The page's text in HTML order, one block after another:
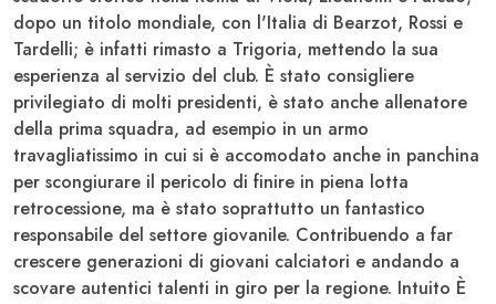
dopo un titolo mondiale, con l'Italia di Bearzot, Rossi e
Tardelli; è infatti rimasto a Trigoria, mettendo la sua
esperienza al servizio del club. È stato consigliere
privilegiato di molti presidenti, è stato anche allenatore
della prima squadra, ad esempio in un armo
travagliatissimo in cui si è accomodato anche in panchina
per scongiurare il pericolo di finire in piena lotta
retrocessione, ma è stato soprattutto un fantastico
responsabile del settore giovanile. Contribuendo a far
crescere generazioni di giovani calciatori e andando a
scovare autentici talenti in giro per la regione. Intuito È